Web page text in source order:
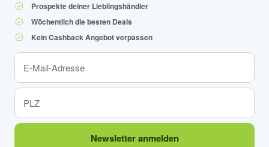
Prospekte deiner Lieblingshändler
Wöchentlich die besten Deals
Kein Cashback Angebot verpassen
Newsletter anmelden